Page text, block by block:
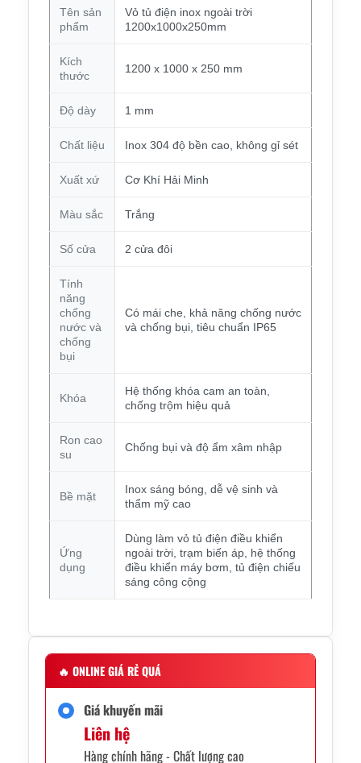
Tên sản
phẩm
Vỏ tủ điện inox ngoài trời
1200x1000x250mm
Kích
thước
1200 x 1000 x 250 mm
Độ dày 1 mm
Chất liệu Inox 304 độ bền cao, không gỉ sét
Xuất xứ Cơ Khí Hải Minh
Màu sắc Trắng
Số cửa 2 cửa đôi
Tính
năng
chống
nước và
chống
bụi
Có mái che, khả năng chống nước
và chống bụi, tiêu chuẩn IP65
Khóa
Hệ thống khóa cam an toàn,
chống trộm hiệu quả
Ron cao
su
Chống bụi và độ ẩm xâm nhập
Bề mặt
Inox sáng bóng, dễ vệ sinh và
thẩm mỹ cao
Ứng
dụng
Dùng làm vỏ tủ điện điều khiển
ngoài trời, trạm biến áp, hệ thống
điều khiển máy bơm, tủ điện chiếu
sáng công cộng
🔥 ONLINE GIÁ RẺ QUÁ
Giá khuyến mãi
Liên hệ
Hàng chính hãng - Chất lượng cao